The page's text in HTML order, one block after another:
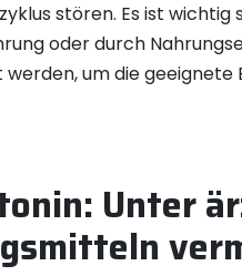
stören. Es ist wichtig
oder durch
um die geeignete
Unter